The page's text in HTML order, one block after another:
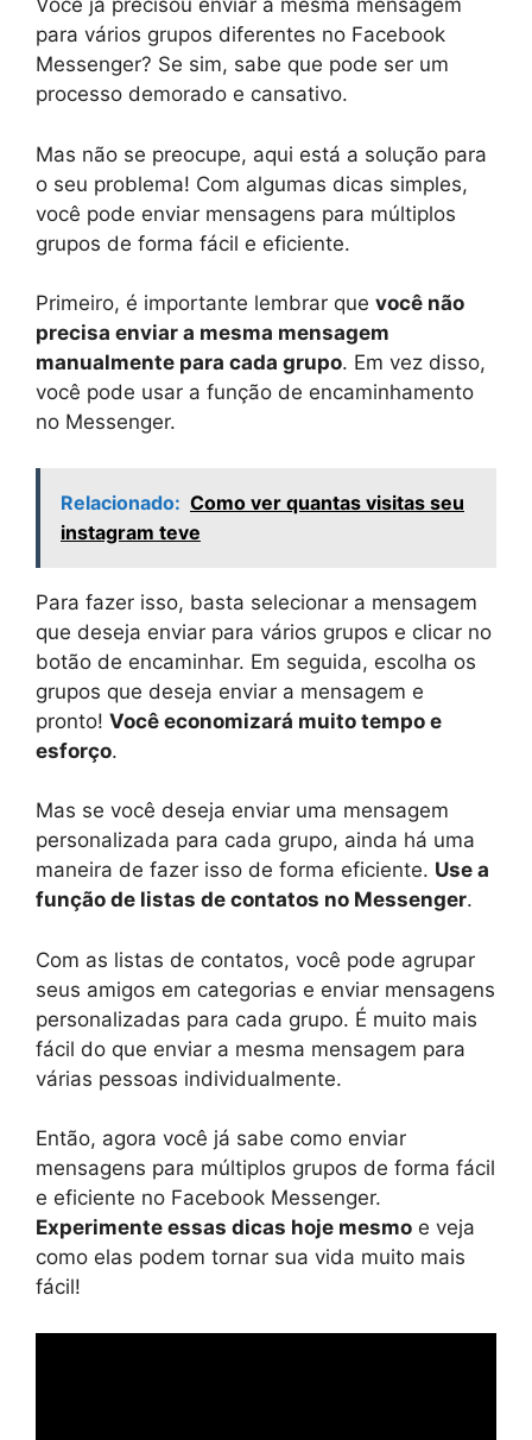
Você já precisou enviar a mesma mensagem
para vários grupos diferentes no Facebook
Messenger? Se sim, sabe que pode ser um
processo demorado e cansativo.
Mas não se preocupe, aqui está a solução para
o seu problema! Com algumas dicas simples,
você pode enviar mensagens para múltiplos
grupos de forma fácil e eficiente.
Primeiro, é importante lembrar que você não
precisa enviar a mesma mensagem
manualmente para cada grupo. Em vez disso,
você pode usar a função de encaminhamento
no Messenger.
Relacionado: Como ver quantas visitas seu
instagram teve
Para fazer isso, basta selecionar a mensagem
que deseja enviar para vários grupos e clicar no
botão de encaminhar. Em seguida, escolha os
grupos que deseja enviar a mensagem e
pronto! Você economizará muito tempo e
esforço.
Mas se você deseja enviar uma mensagem
personalizada para cada grupo, ainda há uma
maneira de fazer isso de forma eficiente. Use a
função de listas de contatos no Messenger.
Com as listas de contatos, você pode agrupar
seus amigos em categorias e enviar mensagens
personalizadas para cada grupo. É muito mais
fácil do que enviar a mesma mensagem para
várias pessoas individualmente.
Então, agora você já sabe como enviar
mensagens para múltiplos grupos de forma fácil
e eficiente no Facebook Messenger.
Experimente essas dicas hoje mesmo e veja
como elas podem tornar sua vida muito mais
fácil!